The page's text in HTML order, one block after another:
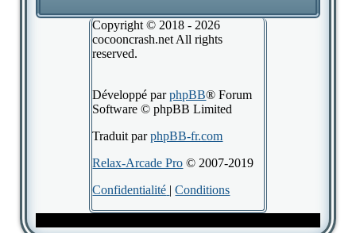
Copyright © 2018 - 2026
cocooncrash.net All rights
reserved.
Développé parphpBB® Forum
Software © phpBB Limited
Traduit parphpBB-fr.com
Relax-Arcade Pro © 2007-2019
Confidentialité |Conditions